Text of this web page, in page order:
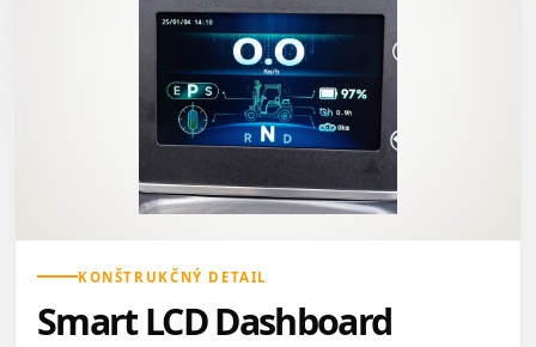
KONŠTRUKČNÝ DETAIL
Smart LCD Dashboard